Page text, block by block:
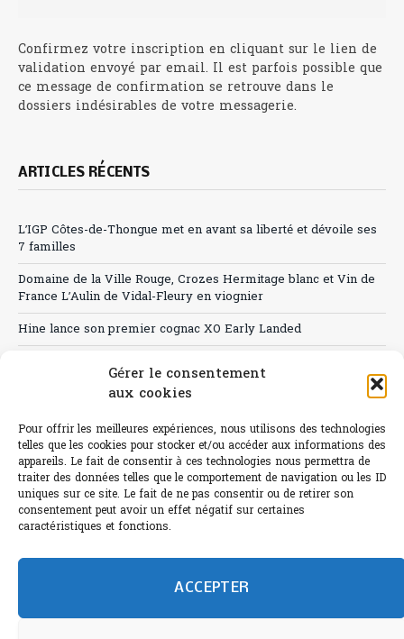
Gérer le consentement
aux cookies
Pour offrir les meilleures expériences, nous utilisons des technologies
telles que les cookies pour stocker et/ou accéder aux informations des
appareils. Le fait de consentir à ces technologies nous permettra de
traiter des données telles que le comportement de navigation ou les ID
uniques sur ce site. Le fait de ne pas consentir ou de retirer son
consentement peut avoir un effet négatif sur certaines
caractéristiques et fonctions.
ACCEPTER
Confirmez votre inscription en cliquant sur le lien de
validation envoyé par email. Il est parfois possible que
ce message de confirmation se retrouve dans le
dossiers indésirables de votre messagerie.
ARTICLES RÉCENTS
L’IGP Côtes-de-Thongue met en avant sa liberté et dévoile ses
7 familles
Domaine de la Ville Rouge, Crozes Hermitage blanc et Vin de
France L’Aulin de Vidal-Fleury en viognier
Hine lance son premier cognac XO Early Landed
Sélection de rosés 2026
L'abus d'alcool est dangereux pour la santé.
©paris-bistro 2026 Paris-bistro.com est une publication 100%
mail: contact@paris-bistro.com